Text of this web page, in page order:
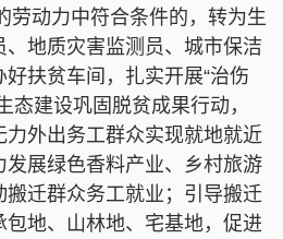
劳动力中符合条件的，转为生
地质灾害监测员、城市保洁
扶贫车间，扎实开展“治伤
态建设巩固脱贫成果行动，
外出务工群众实现就地就近
发展绿色香料产业、乡村旅游
迁群众务工就业；引导搬迁
地、山林地、宅基地，促进